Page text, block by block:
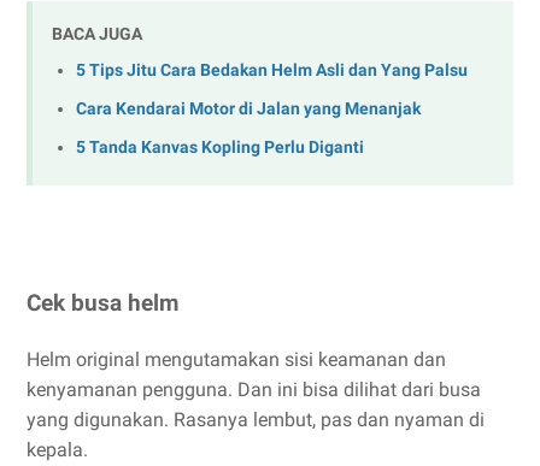
BACA JUGA
5 Tips Jitu Cara Bedakan Helm Asli dan Yang Palsu
Cara Kendarai Motor di Jalan yang Menanjak
5 Tanda Kanvas Kopling Perlu Diganti
Cek busa helm
Helm original mengutamakan sisi keamanan dan
kenyamanan pengguna. Dan ini bisa dilihat dari busa
yang digunakan. Rasanya lembut, pas dan nyaman di
kepala.